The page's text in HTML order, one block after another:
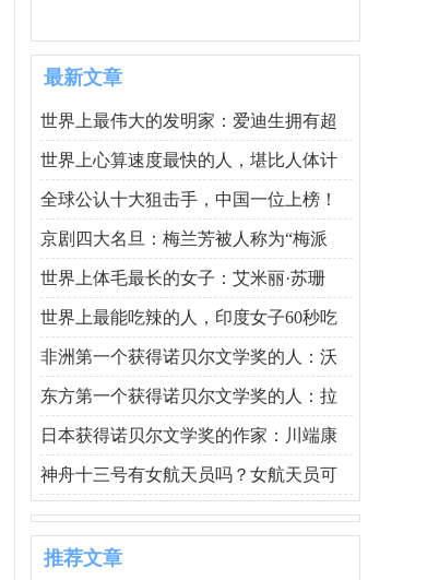
最新文章
世界上最伟大的发明家：爱迪生拥有超
世界上心算速度最快的人，堪比人体计
全球公认十大狙击手，中国一位上榜！
京剧四大名旦：梅兰芳被人称为“梅派
世界上体毛最长的女子：艾米丽·苏珊
世界上最能吃辣的人，印度女子60秒吃
非洲第一个获得诺贝尔文学奖的人：沃
东方第一个获得诺贝尔文学奖的人：拉
日本获得诺贝尔文学奖的作家：川端康
神舟十三号有女航天员吗？女航天员可
推荐文章